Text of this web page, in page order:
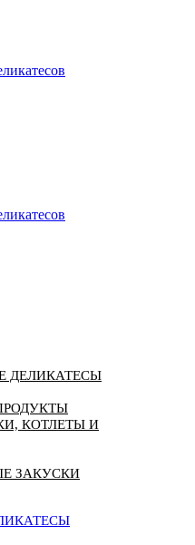
ДЕЛИКАТЕСЫ
КОТЛЕТЫ И
ЗАКУСКИ